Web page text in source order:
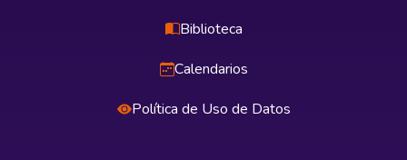
Biblioteca
Calendarios
Política de Uso de Datos